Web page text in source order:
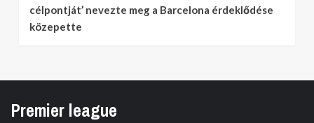
célpontját’ nevezte meg a Barcelona érdeklődése
közepette
Premier league